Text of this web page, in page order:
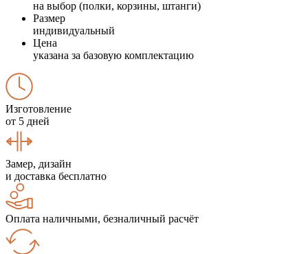
на выбор (полки, корзины, штанги)
Размер
индивидуальный
Цена
указана за базовую комплектацию
Изготовление
от 5 дней
Замер, дизайн
и доставка бесплатно
Оплата наличными, безналичный расчёт